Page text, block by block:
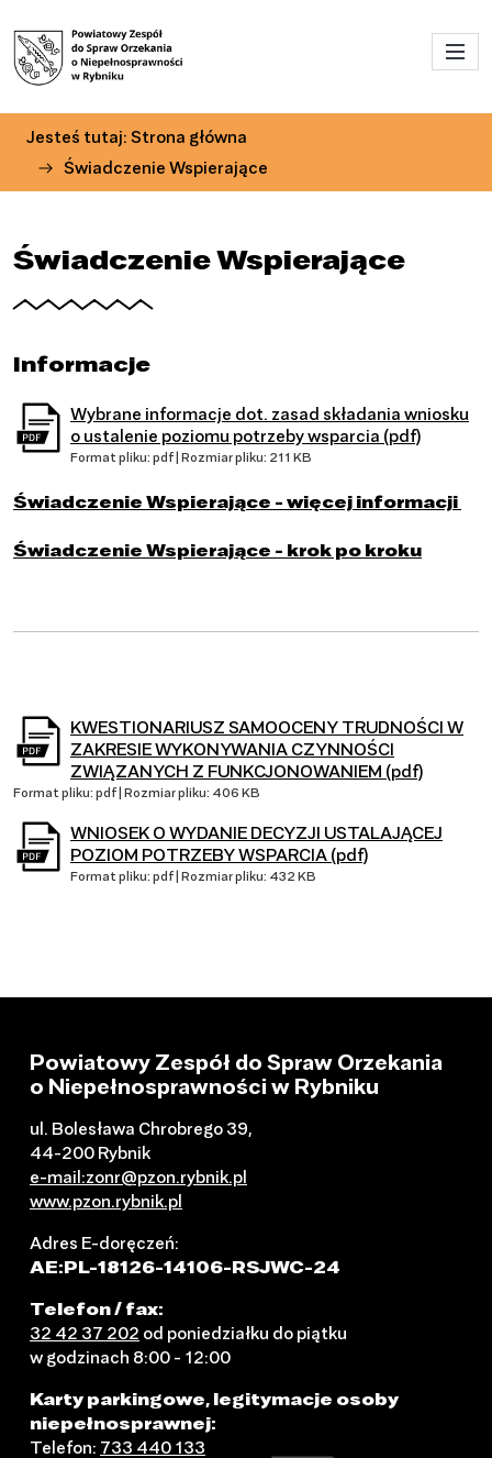
Przejdź do treści
Jesteś tutaj: Strona główna
Świadczenie Wspierające
Świadczenie Wspierające
Informacje
Wybrane informacje dot. zasad składania wniosku
o ustalenie poziomu potrzeby wsparcia (pdf)
Format pliku: pdf | Rozmiar pliku: 211 KB
Świadczenie Wspierające - więcej informacji
Świadczenie Wspierające - krok po kroku
KWESTIONARIUSZ SAMOOCENY TRUDNOŚCI W
ZAKRESIE WYKONYWANIA CZYNNOŚCI
ZWIĄZANYCH Z FUNKCJONOWANIEM (pdf)
Format pliku: pdf | Rozmiar pliku: 406 KB
WNIOSEK O WYDANIE DECYZJI USTALAJĄCEJ
POZIOM POTRZEBY WSPARCIA (pdf)
Format pliku: pdf | Rozmiar pliku: 432 KB
Powiatowy Zespół do Spraw Orzekania
o Niepełnosprawności w Rybniku
ul. Bolesława Chrobrego 39,
44-200 Rybnik
e-mail:zonr@pzon.rybnik.pl
www.pzon.rybnik.pl
Adres E-doręczeń:
AE:PL-18126-14106-RSJWC-24
Telefon / fax:
32 42 37 202 od poniedziałku do piątku
w godzinach 8:00 - 12:00
Karty parkingowe, legitymacje osoby
niepełnosprawnej:
Telefon: 733 440 133